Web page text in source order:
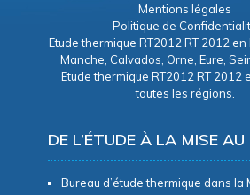
Mentions légales
Politique de
Etude thermique RT2012 RT 2012 en
Manche, Calvados, Orne, Eure,
Etude thermique RT2012 RT 2012
toutes les régions.
DE L’ÉTUDE À LA MISE
Bureau d’étude thermique dans la